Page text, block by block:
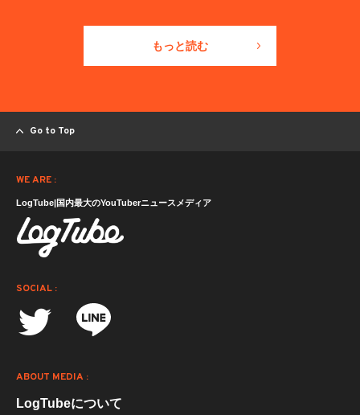
もっと読む
Go to Top
WE ARE :
LogTube|国内最大のYouTuberニュースメディア
SOCIAL :
ABOUT MEDIA :
LogTubeについて